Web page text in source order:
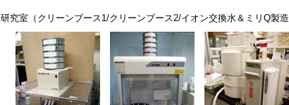
研究室（クリーンブース1/クリーンブース2/イオン交換水＆ミリQ製